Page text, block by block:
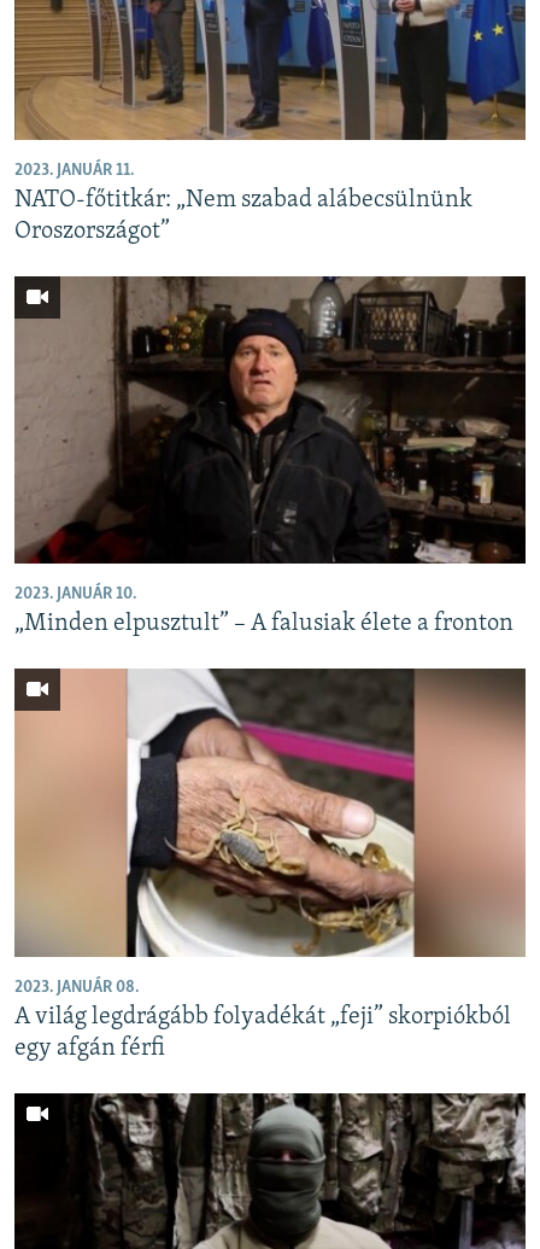
EURÓPAI UNIÓ
VILÁG
KLÍMAVÁLTOZÁS
KÖVESSEN MINKET!
Valamennyi RFE/RL weboldal
2023. JANUÁR 11.
NATO-főtitkár: „Nem szabad alábecsülnünk
Oroszországot”
2023. JANUÁR 10.
„Minden elpusztult” – A falusiak élete a fronton
2023. JANUÁR 08.
A világ legdrágább folyadékát „feji” skorpiókból
egy afgán férfi